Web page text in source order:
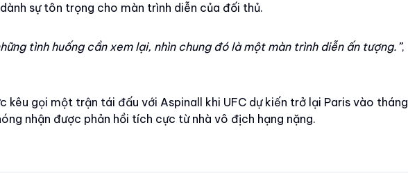
sự tôn trọng cho màn trình diễn của đối thủ.
tình huống cần xem lại, nhìn chung đó là một màn trình diễn ấn tượng.”,
kêu gọi một trận tái đấu với Aspinall khi UFC dự kiến trở lại Paris vào tháng
nhận được phản hồi tích cực từ nhà vô địch hạng nặng.